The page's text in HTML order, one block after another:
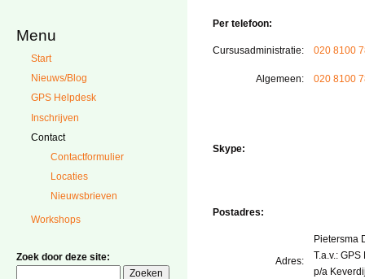
Menu
Start
Nieuws/Blog
GPS Helpdesk
Inschrijven
Contact
Contactformulier
Locaties
Nieuwsbrieven
Workshops
Zoek door deze site:
Per telefoon:
Cursusadministratie:
Algemeen:
020 8100
020 8100
Skype:
Postadres:
Adres:
Pietersma
T.a.v.: GPS
p/a